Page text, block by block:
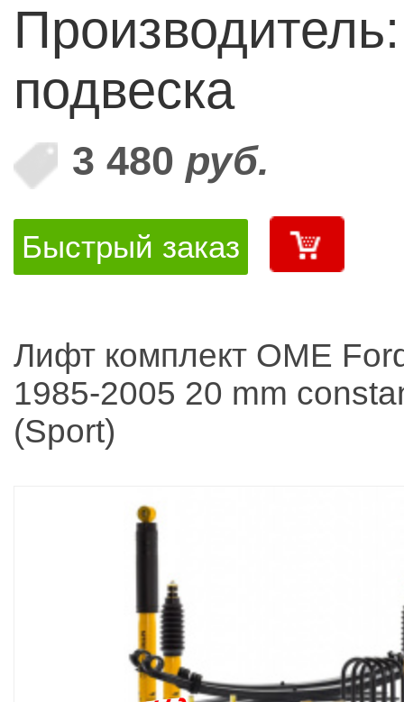
подвеска
3 480 руб.
Быстрый заказ
Лифт комплект OME
1985-2005 20 mm
(Sport)